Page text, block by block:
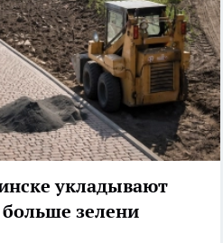
укладывают
зелени